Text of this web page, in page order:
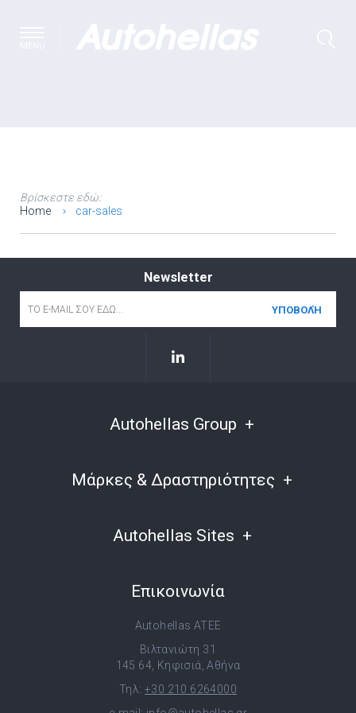
Βρίσκεστε εδώ:
Home
car-sales
Newsletter
Autohellas Group
Μάρκες & Δραστηριότητες
Autohellas Sites
Επικοινωνία
Autohellas ATEE
Βιλτανιώτη 31
145 64, Κηφισιά, Αθήνα
Τηλ: +30 210 6264000